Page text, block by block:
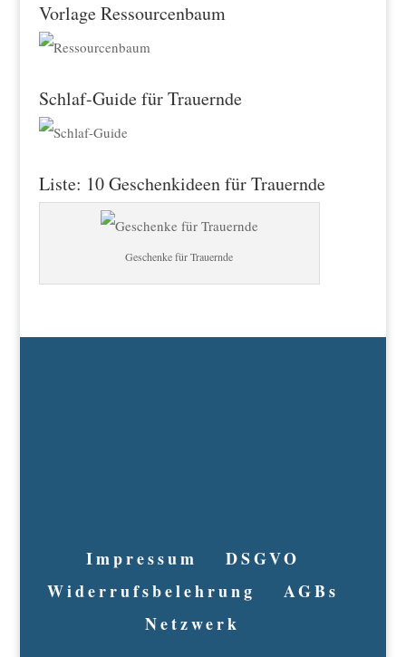
Vorlage Ressourcenbaum
Schlaf-Guide für Trauernde
Liste: 10 Geschenkideen für Trauernde
Geschenke für Trauernde
Impressum
DSGVO
Widerrufsbelehrung
AGBs
Netzwerk